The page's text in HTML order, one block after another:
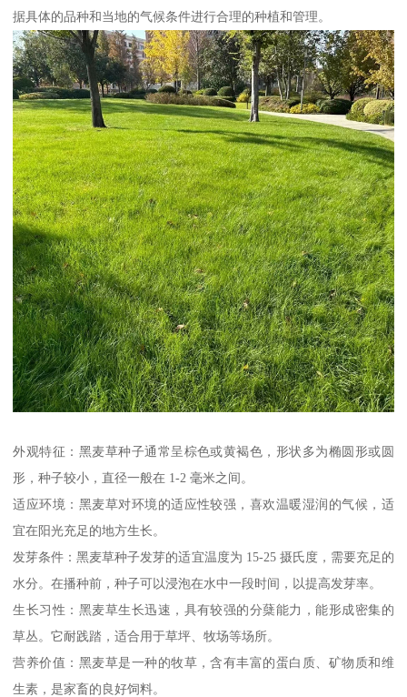
据具体的品种和当地的气候条件进行合理的种植和管理。
外观特征：黑麦草种子通常呈棕色或黄褐色，形状多为椭圆形或圆
形，种子较小，直径一般在 1-2 毫米之间。
适应环境：黑麦草对环境的适应性较强，喜欢温暖湿润的气候，适
宜在阳光充足的地方生长。
发芽条件：黑麦草种子发芽的适宜温度为 15-25 摄氏度，需要充足的
水分。在播种前，种子可以浸泡在水中一段时间，以提高发芽率。
生长习性：黑麦草生长迅速，具有较强的分蘖能力，能形成密集的
草丛。它耐践踏，适合用于草坪、牧场等场所。
营养价值：黑麦草是一种的牧草，含有丰富的蛋白质、矿物质和维
生素，是家畜的良好饲料。